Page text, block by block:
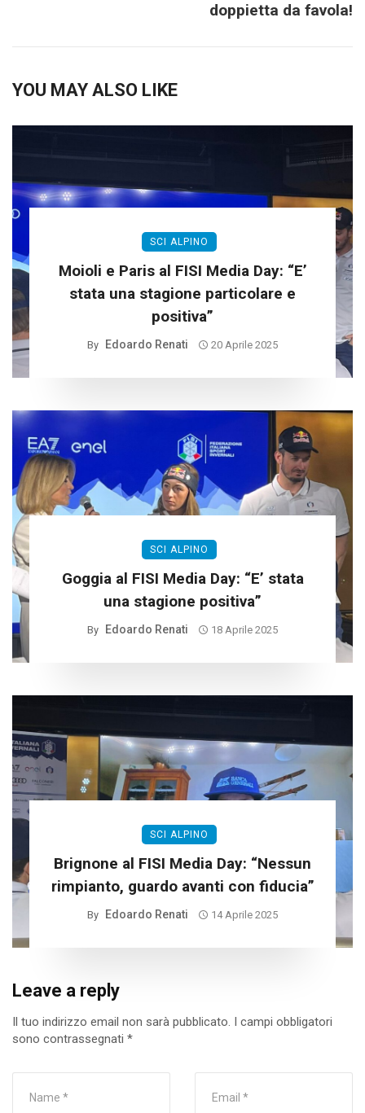
doppietta da favola!
YOU MAY ALSO LIKE
SCI ALPINO
Moioli e Paris al FISI Media Day: “E’
stata una stagione particolare e
positiva”
By Edoardo Renati 20 Aprile 2025
SCI ALPINO
Goggia al FISI Media Day: “E’ stata
una stagione positiva”
By Edoardo Renati 18 Aprile 2025
SCI ALPINO
Brignone al FISI Media Day: “Nessun
rimpianto, guardo avanti con fiducia”
By Edoardo Renati 14 Aprile 2025
Leave a reply
Il tuo indirizzo email non sarà pubblicato. I campi obbligatori
sono contrassegnati *